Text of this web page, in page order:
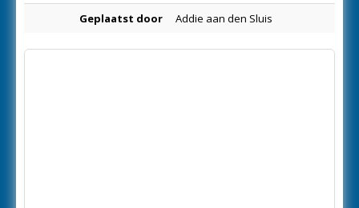
Geplaatst door Addie aan den Sluis